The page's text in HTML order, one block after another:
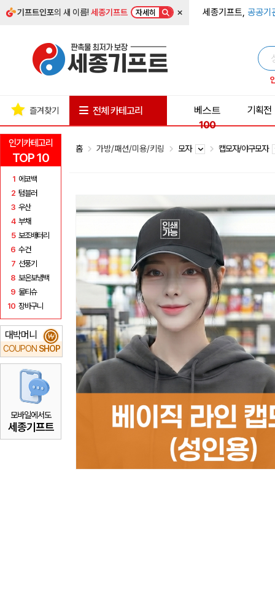
기프트인포의 새 이름!세종기프트 자세히 × 세종기프트, 공공기
인기카테고리
TOP 10
1 에코백
2 텀블러
3 우산
4 부채
5 보조배터리
6 수건
7 선풍기
8 보온보냉백
9 물티슈
10 장바구니
대박머니
COUPON SHOP
₩
모바일에서도
세종기프트
즐겨찾기 전체 카테고리
베스트
100
기획전
홈 가방/패션/미용/키링 모자 캡모자/야구모자